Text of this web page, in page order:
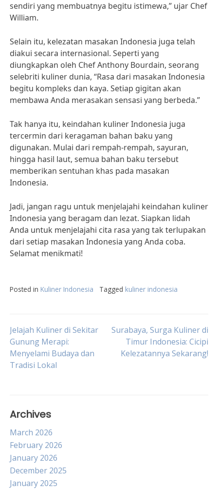
sendiri yang membuatnya begitu istimewa,” ujar Chef
William.
Selain itu, kelezatan masakan Indonesia juga telah
diakui secara internasional. Seperti yang
diungkapkan oleh Chef Anthony Bourdain, seorang
selebriti kuliner dunia, “Rasa dari masakan Indonesia
begitu kompleks dan kaya. Setiap gigitan akan
membawa Anda merasakan sensasi yang berbeda.”
Tak hanya itu, keindahan kuliner Indonesia juga
tercermin dari keragaman bahan baku yang
digunakan. Mulai dari rempah-rempah, sayuran,
hingga hasil laut, semua bahan baku tersebut
memberikan sentuhan khas pada masakan
Indonesia.
Jadi, jangan ragu untuk menjelajahi keindahan kuliner
Indonesia yang beragam dan lezat. Siapkan lidah
Anda untuk menjelajahi cita rasa yang tak terlupakan
dari setiap masakan Indonesia yang Anda coba.
Selamat menikmati!
Posted in Kuliner Indonesia Tagged kuliner indonesia
Post
navigation
Jelajah Kuliner di Sekitar
Gunung Merapi:
Menyelami Budaya dan
Tradisi Lokal
Surabaya, Surga Kuliner di
Timur Indonesia: Cicipi
Kelezatannya Sekarang!
Archives
March 2026
February 2026
January 2026
December 2025
January 2025